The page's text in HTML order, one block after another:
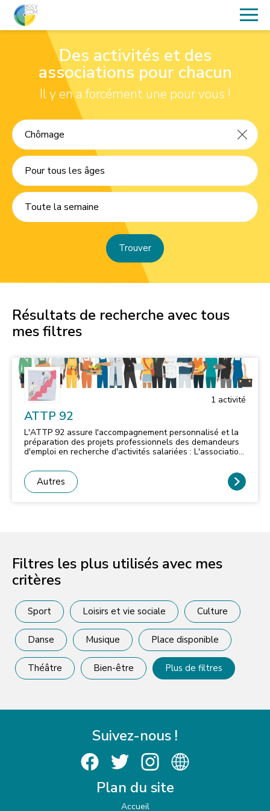
Des activités et des
associations pour chacun
Il y en a forcément une pour vous !
Pour tous les âges
Toute la semaine
Trouver
Résultats de recherche avec tous
mes filtres
1 activité
ATTP 92
L'ATTP 92 assure l'accompagnement personnalisé et la
préparation des projets professionnels des demandeurs
d'emploi en recherche d'activités salariées : L'association
et des lettres de motivation. Elle les prépare également
aux entretiens de recrutement. Enfin lors de divers
échanges, un psychologue du travail aide le candidat à
Autres
Filtres les plus utilisés avec mes
critères
Sport Loisirs et vie sociale Culture
Danse Musique Place disponible
Théâtre Bien-être Plus de filtres
Suivez-nous !
Plan du site
Accueil